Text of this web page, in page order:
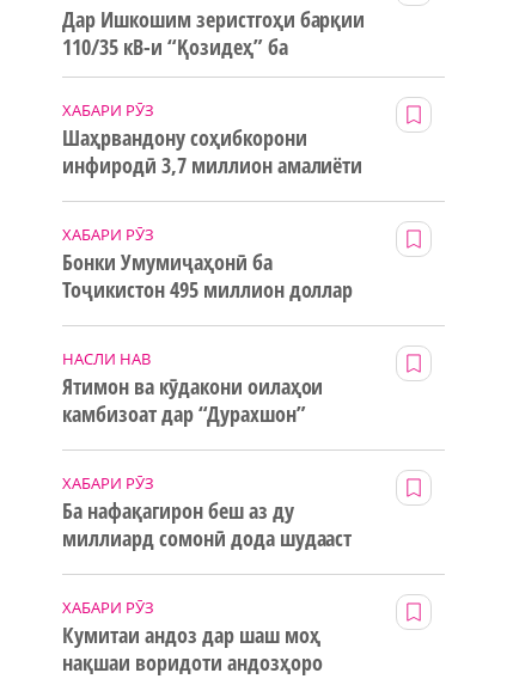
Дар Ишкошим зеристгоҳи барқии
110/35 кВ-и “Қозидеҳ” ба
истифода дода мешавад
ХАБАРИ РӮЗ
Шаҳрвандону соҳибкорони
инфиродӣ 3,7 миллион амалиёти
ХАБАРИ РӮЗ
Бонки Умумиҷаҳонӣ ба
Тоҷикистон 495 миллион доллар
НАСЛИ НАВ
Ятимон ва кӯдакони оилаҳои
камбизоат дар “Дурахшон”
ХАБАРИ РӮЗ
Ба нафақагирон беш аз ду
миллиард сомонӣ дода шудааст
ХАБАРИ РӮЗ
Кумитаи андоз дар шаш моҳ
нақшаи воридоти андозҳоро